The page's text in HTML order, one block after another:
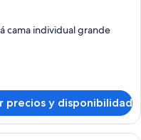
cama individual grande
precios y disponibilidad